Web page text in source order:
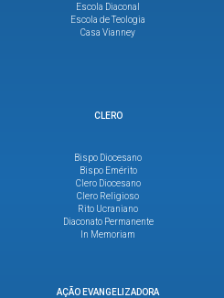
Escola Diaconal
Escola de Teologia
Casa Vianney
CLERO
Bispo Diocesano
Bispo Emérito
Clero Diocesano
Clero Religioso
Rito Ucraniano
Diaconato Permanente
In Memoriam
AÇÃO EVANGELIZADORA